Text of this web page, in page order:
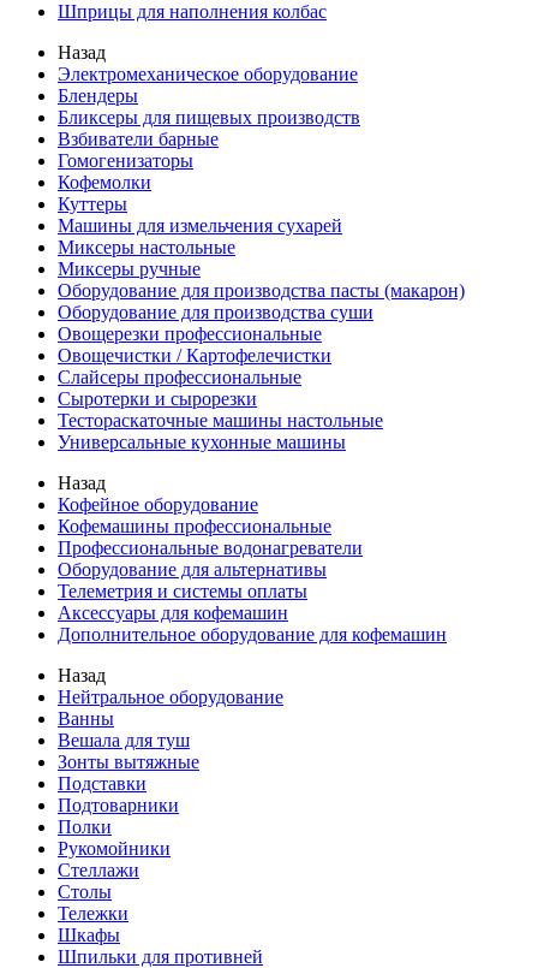
Шприцы для наполнения колбас
Назад
Электромеханическое оборудование
Блендеры
Бликсеры для пищевых производств
Взбиватели барные
Гомогенизаторы
Кофемолки
Куттеры
Машины для измельчения сухарей
Миксеры настольные
Миксеры ручные
Оборудование для производства пасты (макарон)
Оборудование для производства суши
Овощерезки профессиональные
Овощечистки / Картофелечистки
Слайсеры профессиональные
Сыротерки и сырорезки
Тестораскаточные машины настольные
Универсальные кухонные машины
Назад
Кофейное оборудование
Кофемашины профессиональные
Профессиональные водонагреватели
Оборудование для альтернативы
Телеметрия и системы оплаты
Аксессуары для кофемашин
Дополнительное оборудование для кофемашин
Назад
Нейтральное оборудование
Ванны
Вешала для туш
Зонты вытяжные
Подставки
Подтоварники
Полки
Рукомойники
Стеллажи
Столы
Тележки
Шкафы
Шпильки для противней